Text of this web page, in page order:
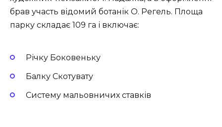
брав участь відомий ботанік О. Регель. Площа
парку складає 109 га і включає:
Річку Боковеньку
Балку Скотувату
Систему мальовничих ставків